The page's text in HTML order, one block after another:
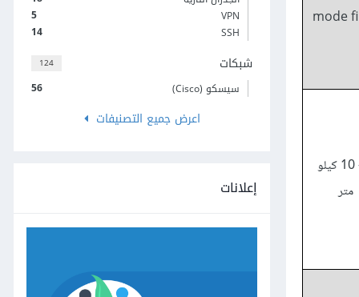
mode
3 – 10 كيلو
متر
5
VPN
14
SSH
124 شبكات
56 سيسكو (Cisco)
اعرض جميع التصنيفات
إعلانات